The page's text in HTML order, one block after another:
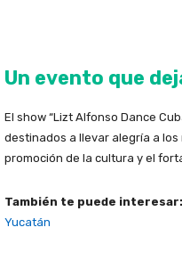
Un evento que
El show “Lizt Alfonso Dance
destinados a llevar alegría a
promoción de la cultura y el
También te puede interesar:
Yucatán